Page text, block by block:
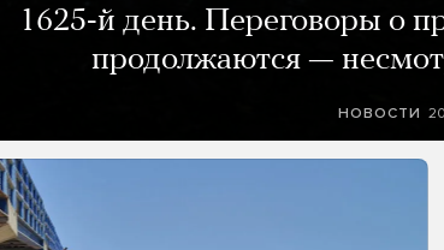
1625-й день. Переговоры о
продолжаются —
НОВОСТИ